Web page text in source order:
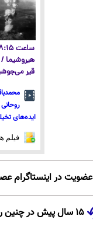
هیروشیما
قیر
ایده‌های
فیلم
عضویت در اینستاگرام
۱۵ سال پیش در چنین روزی